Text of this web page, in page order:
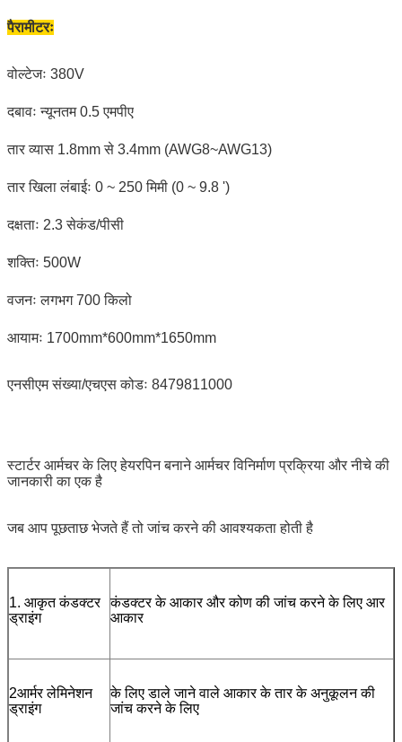
पैरामीटरः
वोल्टेजः 380V
दबावः न्यूनतम 0.5 एमपीए
तार व्यास 1.8mm से 3.4mm (AWG8~AWG13)
तार खिला लंबाईः 0 ~ 250 मिमी (0 ~ 9.8 ')
दक्षताः 2.3 सेकंड/पीसी
शक्तिः 500W
वजनः लगभग 700 किलो
आयामः 1700mm*600mm*1650mm
एनसीएम संख्या/एचएस कोडः 8479811000
स्टार्टर आर्मचर के लिए हेयरपिन बनाने आर्मचर विनिर्माण प्रक्रिया और नीचे की
जानकारी का एक है
जब आप पूछताछ भेजते हैं तो जांच करने की आवश्यकता होती है
1. आकृत कंडक्टर
ड्राइंग
कंडक्टर के आकार और कोण की जांच करने के लिए आर
आकार
2आर्मर लेमिनेशन
ड्राइंग
के लिए डाले जाने वाले आकार के तार के अनुकूलन की
जांच करने के लिए